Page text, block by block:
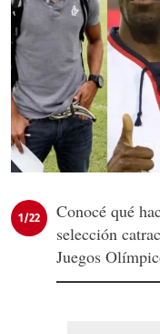
1/22
Conocé qué
selección
Juegos